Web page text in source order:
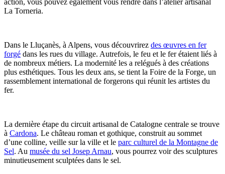
action, vous pouvez également vous rendre dans l’atelier artisanal
La Torneria.
Dans le Lluçanès, à Alpens, vous découvrirez des œuvres en fer
forgé dans les rues du village. Autrefois, le feu et le fer étaient liés à
de nombreux métiers. La modernité les a relégués à des créations
plus esthétiques. Tous les deux ans, se tient la Foire de la Forge, un
rassemblement international de forgerons qui réunit les artistes du
fer.
La dernière étape du circuit artisanal de Catalogne centrale se trouve
à Cardona. Le château roman et gothique, construit au sommet
d’une colline, veille sur la ville et le parc culturel de la Montagne de
Sel. Au musée du sel Josep Arnau, vous pourrez voir des sculptures
minutieusement sculptées dans le sel.